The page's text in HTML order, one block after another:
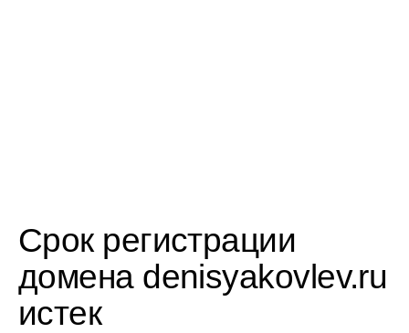
Срок регистрации
домена denisyakovlev.ru
истек